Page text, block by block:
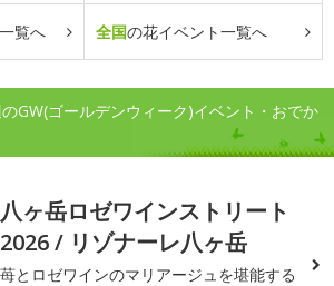
覧へ 全国の花イベント一覧へ
GW(ゴールデンウィーク)イベント・おでか
八ヶ岳ロゼワインストリート
2026 / リゾナーレ八ヶ岳
苺とロゼワインのマリアージュを堪能する